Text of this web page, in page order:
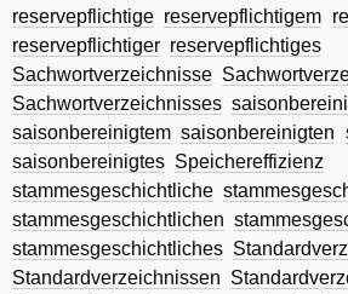
reservepflichtige reservepflichtigem
reservepflichtiger reservepflichtiges
Sachwortverzeichnisse
Sachwortverzeichnisses
saisonbereinigtem saisonbereinigten
saisonbereinigtes Speichereffizienz
stammesgeschichtliche
stammesgeschichtlichen
stammesgeschichtliches
Standardverzeichnissen